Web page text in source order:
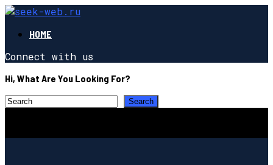
HOME
Connect with us
Hi, What Are You Looking For?